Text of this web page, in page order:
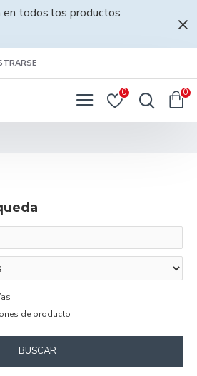
en todos los productos
0 0
de producto
BUSCAR